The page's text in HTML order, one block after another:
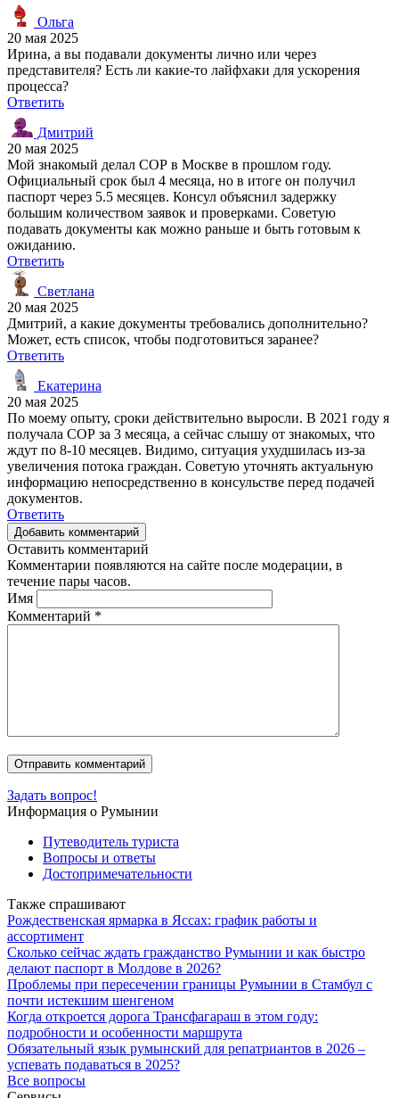
Ольга
20 мая 2025
Ирина, а вы подавали документы лично или через
представителя? Есть ли какие-то лайфхаки для ускорения
процесса?
Ответить
Дмитрий
20 мая 2025
Мой знакомый делал СОР в Москве в прошлом году.
Официальный срок был 4 месяца, но в итоге он получил
паспорт через 5.5 месяцев. Консул объяснил задержку
большим количеством заявок и проверками. Советую
подавать документы как можно раньше и быть готовым к
ожиданию.
Ответить
Светлана
20 мая 2025
Дмитрий, а какие документы требовались дополнительно?
Может, есть список, чтобы подготовиться заранее?
Ответить
Екатерина
20 мая 2025
По моему опыту, сроки действительно выросли. В 2021 году я
получала СОР за 3 месяца, а сейчас слышу от знакомых, что
ждут по 8-10 месяцев. Видимо, ситуация ухудшилась из-за
увеличения потока граждан. Советую уточнять актуальную
информацию непосредственно в консульстве перед подачей
документов.
Ответить
Добавить комментарий
Оставить комментарий
Комментарии появляются на сайте после модерации, в
течение пары часов.
Имя
Комментарий *
Задать вопрос!
Информация о Румынии
Путеводитель туриста
Вопросы и ответы
Достопримечательности
Также спрашивают
Рождественская ярмарка в Яссах: график работы и
ассортимент
Сколько сейчас ждать гражданство Румынии и как быстро
делают паспорт в Молдове в 2026?
Проблемы при пересечении границы Румынии в Стамбул с
почти истекшим шенгеном
Когда откроется дорога Трансфагараш в этом году:
подробности и особенности маршрута
Обязательный язык румынский для репатриантов в 2026 –
успевать подаваться в 2025?
Все вопросы